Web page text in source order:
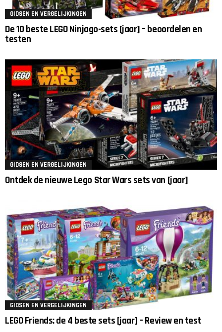
GIDSEN EN VERGELIJKINGEN
De 10 beste LEGO Ninjago-sets [jaar] – beoordelen en
testen
GIDSEN EN VERGELIJKINGEN
Ontdek de nieuwe Lego Star Wars sets van [jaar]
GIDSEN EN VERGELIJKINGEN
LEGO Friends: de 4 beste sets [jaar] – Review en test